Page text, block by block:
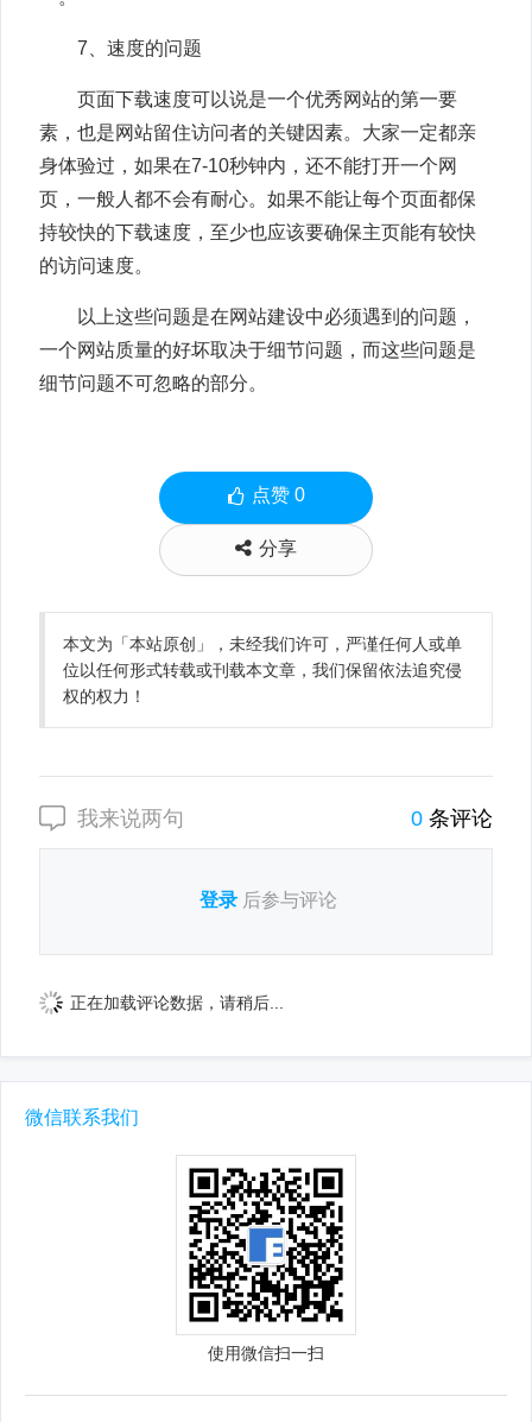
7、速度的问题
页面下载速度可以说是一个优秀网站的第一要
素，也是网站留住访问者的关键因素。大家一定都亲
身体验过，如果在7-10秒钟内，还不能打开一个网
页，一般人都不会有耐心。如果不能让每个页面都保
持较快的下载速度，至少也应该要确保主页能有较快
的访问速度。
以上这些问题是在网站建设中必须遇到的问题，
一个网站质量的好坏取决于细节问题，而这些问题是
细节问题不可忽略的部分。
点赞 0
分享
本文为「本站原创」，未经我们许可，严谨任何人或单
位以任何形式转载或刊载本文章，我们保留依法追究侵
权的权力！
我来说两句 0 条评论
登录 后参与评论
正在加载评论数据，请稍后...
微信联系我们
使用微信扫一扫